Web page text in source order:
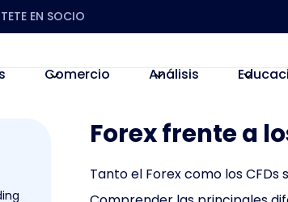
EN SOCIO
Comercio Análisis
Forex frente a
Tanto el Forex como los